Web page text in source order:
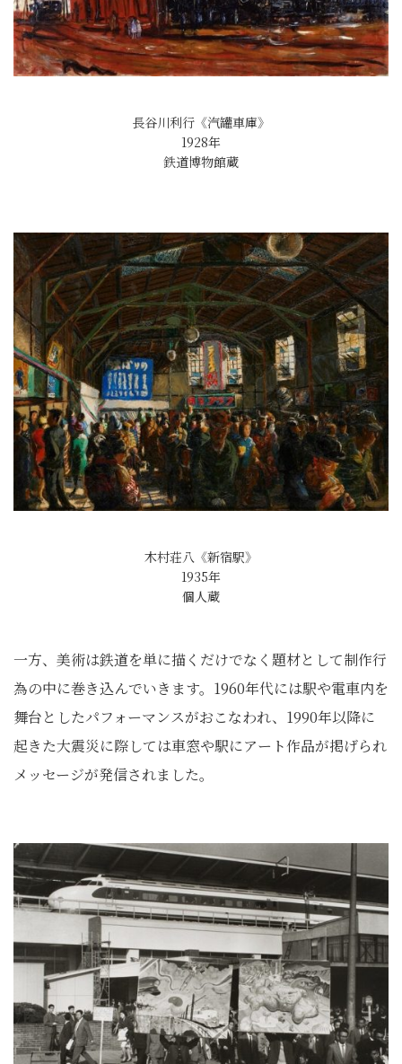
長谷川利行《汽罐車庫》
1928年
鉄道博物館蔵
木村荘八《新宿駅》
1935年
個人蔵
一方、美術は鉄道を単に描くだけでなく題材として制作行
為の中に巻き込んでいきます。1960年代には駅や電車内を
舞台としたパフォーマンスがおこなわれ、1990年以降に
起きた大震災に際しては車窓や駅にアート作品が掲げられ
メッセージが発信されました。